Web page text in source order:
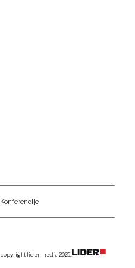
Konferencije
copyright lider media 2025.